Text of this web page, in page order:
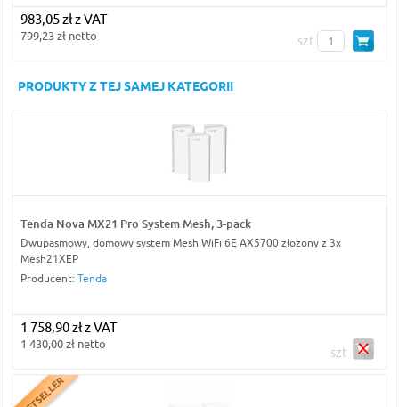
983,05 zł z VAT
799,23 zł netto szt
PRODUKTY Z TEJ SAMEJ KATEGORII
Tenda Nova MX21 Pro System Mesh, 3-pack
Dwupasmowy, domowy system Mesh WiFi 6E AX5700 złożony z 3x
Mesh21XEP
Producent: Tenda
1 758,90 zł z VAT
1 430,00 zł netto
szt